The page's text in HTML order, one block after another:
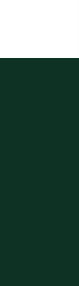
il servizio